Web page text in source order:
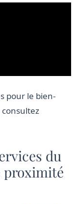
pour le bien-
du
proximité